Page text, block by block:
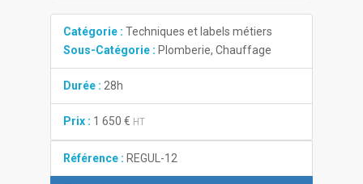
Catégorie : Techniques et labels métiers
Sous-Catégorie : Plomberie, Chauffage
Durée : 28h
Prix : 1 650 € HT
Référence : REGUL-12